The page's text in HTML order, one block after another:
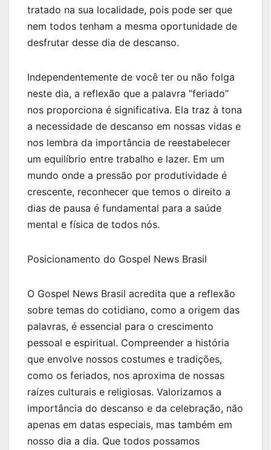
tratado na sua localidade, pois pode ser que
nem todos tenham a mesma oportunidade de
desfrutar desse dia de descanso.
Independentemente de você ter ou não folga
neste dia, a reflexão que a palavra “feriado”
nos proporciona é significativa. Ela traz à tona
a necessidade de descanso em nossas vidas e
nos lembra da importância de reestabelecer
um equilíbrio entre trabalho e lazer. Em um
mundo onde a pressão por produtividade é
crescente, reconhecer que temos o direito a
dias de pausa é fundamental para a saúde
mental e física de todos nós.
Posicionamento do Gospel News Brasil
O Gospel News Brasil acredita que a reflexão
sobre temas do cotidiano, como a origem das
palavras, é essencial para o crescimento
pessoal e espiritual. Compreender a história
que envolve nossos costumes e tradições,
como os feriados, nos aproxima de nossas
raízes culturais e religiosas. Valorizamos a
importância do descanso e da celebração, não
apenas em datas especiais, mas também em
nosso dia a dia. Que todos possamos